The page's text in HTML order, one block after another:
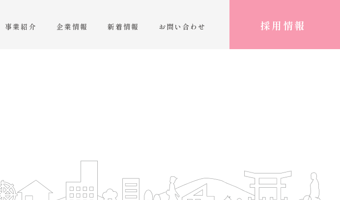
事業紹介 企業情報 新着情報 お問い合わせ 採用情報